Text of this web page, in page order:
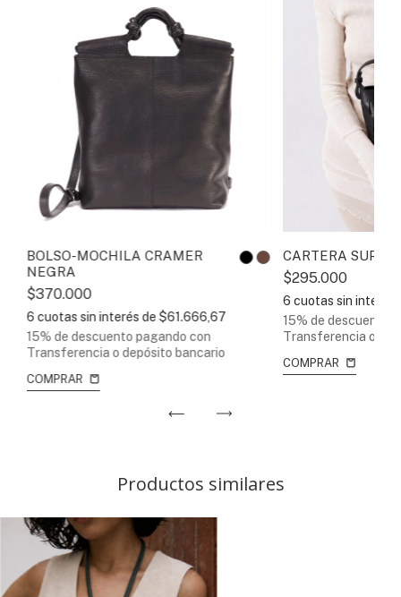
BOLSO-MOCHILA CRAMER
NEGRA
$370.000
6 cuotas sin interés de$61.666,67
15% de descuento pagando con
Transferencia o depósito bancario
COMPRAR
CARTERA
$295.000
6 cuotas sin interés
15% de descuento
Transferencia o
COMPRAR
Productos similares